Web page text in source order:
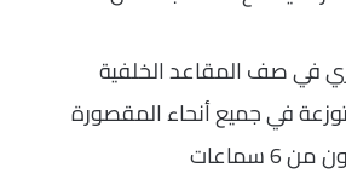
في صف المقاعد الخلفية
سماعات